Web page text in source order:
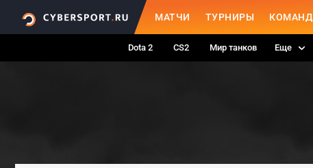
МАТЧИ ТУРНИРЫ
Dota 2 CS2 Мир танков Еще